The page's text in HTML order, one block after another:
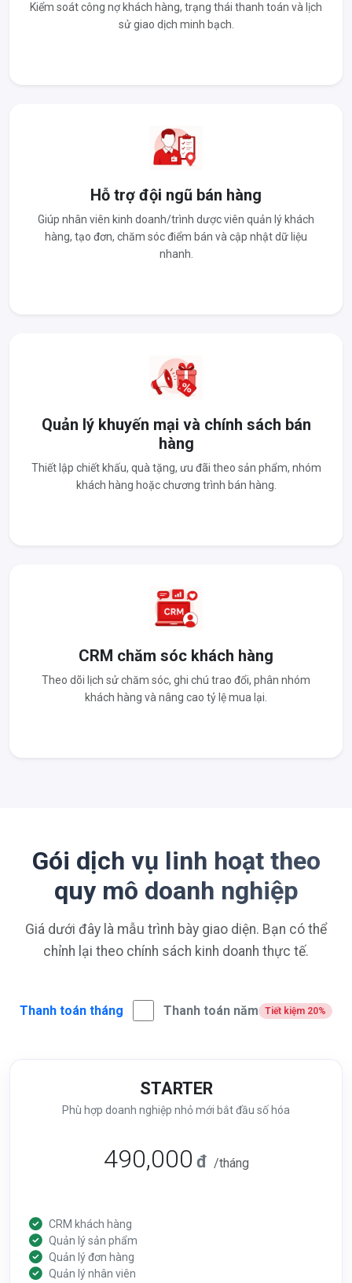
Kiểm soát công nợ khách hàng, trạng thái thanh toán và lịch
sử giao dịch minh bạch.
Hỗ trợ đội ngũ bán hàng
Giúp nhân viên kinh doanh/trình dược viên quản lý khách
hàng, tạo đơn, chăm sóc điểm bán và cập nhật dữ liệu
nhanh.
Quản lý khuyến mại và chính sách bán
hàng
Thiết lập chiết khấu, quà tặng, ưu đãi theo sản phẩm, nhóm
khách hàng hoặc chương trình bán hàng.
CRM chăm sóc khách hàng
Theo dõi lịch sử chăm sóc, ghi chú trao đổi, phân nhóm
khách hàng và nâng cao tỷ lệ mua lại.
Gói dịch vụ linh hoạt theo
quy mô doanh nghiệp
Giá dưới đây là mẫu trình bày giao diện. Bạn có thể
chỉnh lại theo chính sách kinh doanh thực tế.
Thanh toán tháng Thanh toán năm Tiết kiệm 20%
STARTER
Phù hợp doanh nghiệp nhỏ mới bắt đầu số hóa
490,000 đ /tháng
CRM khách hàng
Quản lý sản phẩm
Quản lý đơn hàng
Quản lý nhân viên